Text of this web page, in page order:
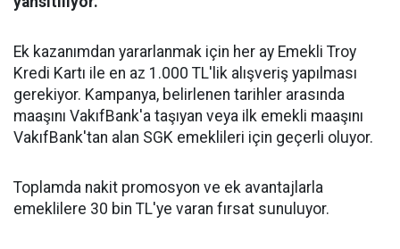
Ek kazanımdan yararlanmak için her ay Emekli Troy
Kredi Kartı ile en az 1.000 TL'lik alışveriş yapılması
gerekiyor. Kampanya, belirlenen tarihler arasında
maaşını VakıfBank'a taşıyan veya ilk emekli maaşını
VakıfBank'tan alan SGK emeklileri için geçerli oluyor.
Toplamda nakit promosyon ve ek avantajlarla
emeklilere 30 bin TL'ye varan fırsat sunuluyor.